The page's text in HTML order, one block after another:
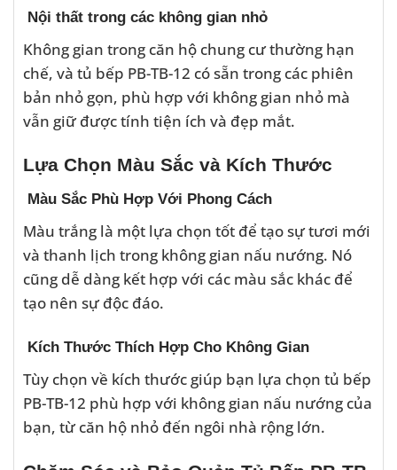
Nội thất trong các không gian nhỏ
Không gian trong căn hộ chung cư thường hạn
chế, và tủ bếp PB-TB-12 có sẵn trong các phiên
bản nhỏ gọn, phù hợp với không gian nhỏ mà
vẫn giữ được tính tiện ích và đẹp mắt.
Lựa Chọn Màu Sắc và Kích Thước
Màu Sắc Phù Hợp Với Phong Cách
Màu trắng là một lựa chọn tốt để tạo sự tươi mới
và thanh lịch trong không gian nấu nướng. Nó
cũng dễ dàng kết hợp với các màu sắc khác để
tạo nên sự độc đáo.
Kích Thước Thích Hợp Cho Không Gian
Tùy chọn về kích thước giúp bạn lựa chọn tủ bếp
PB-TB-12 phù hợp với không gian nấu nướng của
bạn, từ căn hộ nhỏ đến ngôi nhà rộng lớn.